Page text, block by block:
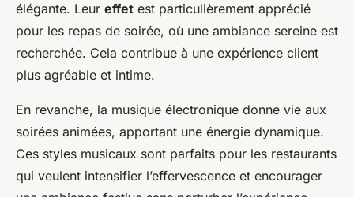
élégante. Leur effet est particulièrement apprécié
pour les repas de soirée, où une ambiance sereine est
recherchée. Cela contribue à une expérience client
plus agréable et intime.
En revanche, la musique électronique donne vie aux
soirées animées, apportant une énergie dynamique.
Ces styles musicaux sont parfaits pour les restaurants
qui veulent intensifier l’effervescence et encourager